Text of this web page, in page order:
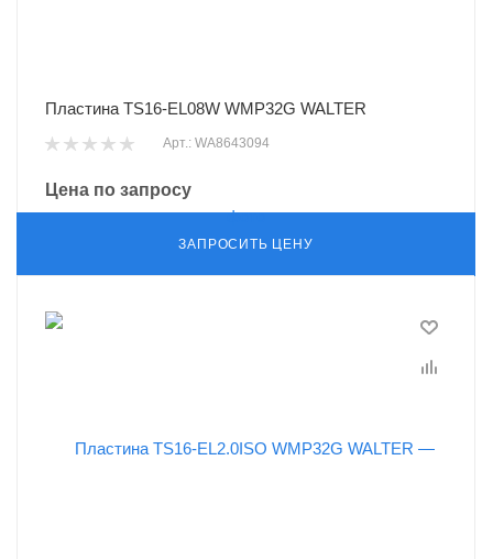
Пластина TS16-EL08W WMP32G WALTER
Арт.: WA8643094
Цена по запросу
ЗАПРОСИТЬ ЦЕНУ